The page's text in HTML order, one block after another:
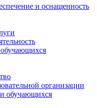
и оснащенность
организации
обучающихся